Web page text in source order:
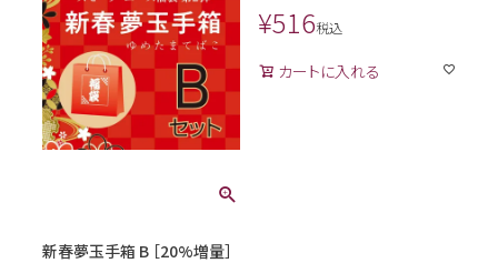
新春夢玉手箱 B ［20%増量］
¥516税込
カートに入れる